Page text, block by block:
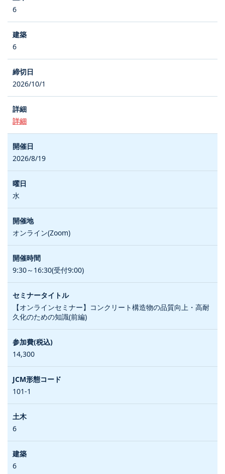
6
6
2026/10/1
詳細
2026/8/19
水
オンライン(Zoom)
9:30～16:30(受付9:00)
【オンラインセミナー】コンクリート構造物の品質向上・高耐
久化のための知識(前編)
14,300
101-1
6
6